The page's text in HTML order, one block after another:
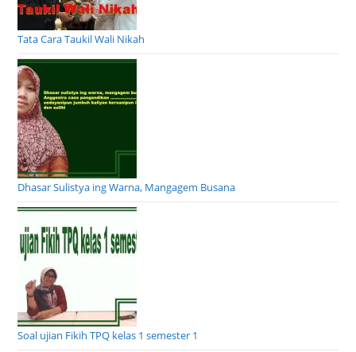
Tata Cara Taukil Wali Nikah
Dhasar Sulistya ing Warna, Mangagem Busana
Soal ujian Fikih TPQ kelas 1 semester 1